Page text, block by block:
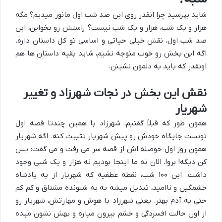
شاید بپرسید چرا انقدر روی این صد شب اول مانور میدیم؟ مگه
هزار و یک شب، هزار و یک شب نیست؟ راستش رو بخواین، این
صد شب اول، نقش خیلی حیاتی و اساسی تو کل داستان داره.
اگه این بخش رو خوب متوجه نشیم، شاید بقیه داستان ها هم
اونقدر که باید به دلمون نشینن.
نقش این بخش در نجات شهرزاد و تغییر
شهریار
همون طور که قبلاً گفتیم، شهرزاد با همین چندتا قصه اول
تونست جایگاه خودش رو پیش شهریار تثبیت کنه. اگه شهریار
همون روز اول حوصله اش از قصه سر می رفت و می گفت: بس
کن دیگه! برو!، الان نه ما اینجا بودیم نه هزار و یک شبی وجود
داشت. این ۱۰۰ شب، نقطه عطفیه که شهریار از یه پادشاه
خشمگین و ناامید، تبدیل میشه به یه شنونده مشتاق و کم کم
حتی یه آدم بهتر. یعنی شهرزاد با هوش و مهارتش، شهریار رو
از اون حالت افسردگی و خشم بیرون میاره و بهش نشون میده